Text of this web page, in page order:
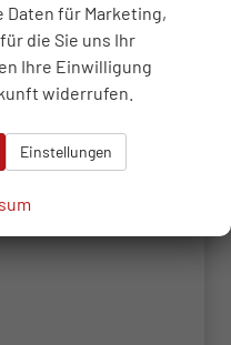
Daten für Marketing,
die Sie uns Ihr
Ihre Einwilligung
widerrufen.
Einstellungen